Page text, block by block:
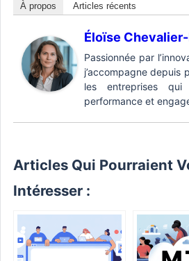
À propos Articles récents
Éloïse
Passionnée par
j’accompagne depuis
les entreprises qui
performance et
Articles Qui Pourraient
Intéresser :